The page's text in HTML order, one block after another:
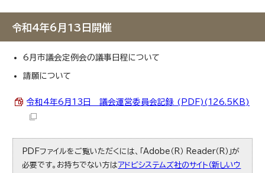
令和4年6月13日開催
6月市議会定例会の議事日程について
請願について
令和4年6月13日 議会運営委員会記録 (PDF)(126.5KB)
PDFファイルをご覧いただくには、「Adobe（R） Reader（R）」が
必要です。お持ちでない方はアドビシステムズ社のサイト（新しいウ